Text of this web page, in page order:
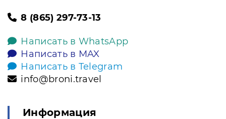
8 (865) 297-73-13
Написать в WhatsApp
Написать в MAX
Написать в Telegram
info@broni.travel
Информация